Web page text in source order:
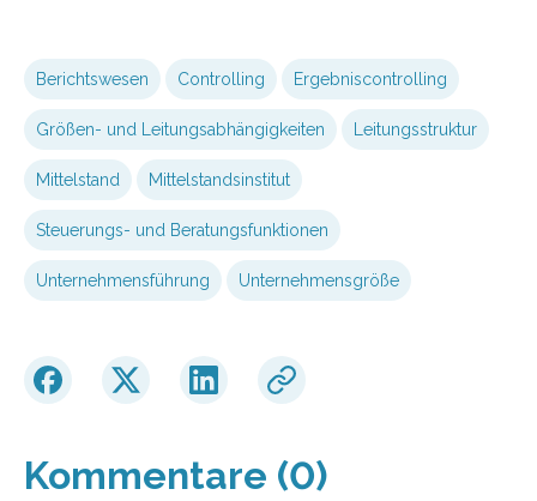
Berichtswesen Controlling Ergebniscontrolling
Größen- und Leitungsabhängigkeiten Leitungsstruktur
Mittelstand Mittelstandsinstitut
Steuerungs- und Beratungsfunktionen
Unternehmensführung Unternehmensgröße
Kommentare (0)